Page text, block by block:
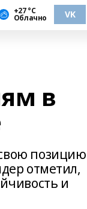
+27 °С
Облачно VK
в
позицию
отметил,
и